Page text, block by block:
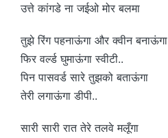
उत्ते कांगडे ना जईओ मोर बलमा
तुझे रिंग पहनाऊंगा और क्वीन बनाऊंगा
फिर वर्ल्ड घुमाऊंगा स्वीटी..
पिन पासवर्ड सारे तुझको बताऊंगा
तेरी लगाऊंगा डीपी..
सारी सारी रात तेरे तलवे मलूँगा